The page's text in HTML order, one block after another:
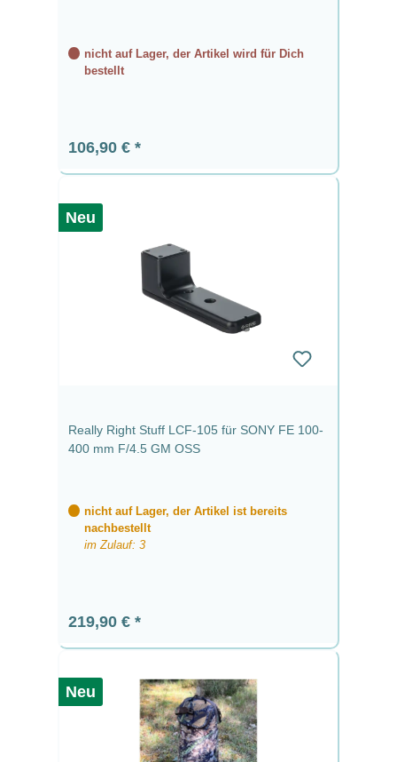
nicht auf Lager, der Artikel wird für Dich
bestellt
Regulärer Preis:
106,90 €
Neu
Really Right Stuff LCF-105 für SONY FE 100-
400 mm F/4.5 GM OSS
nicht auf Lager, der Artikel ist bereits
nachbestellt
im Zulauf: 3
Regulärer Preis:
219,90 €
Neu